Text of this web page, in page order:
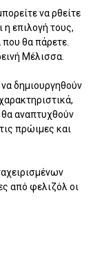
να ρθείτε
η επιλογή τους,
θα πάρετε.
Μέλισσα.
δημιουργηθούν
αναπτυχθούν
πρώιμες και
από φελιζόλ οι